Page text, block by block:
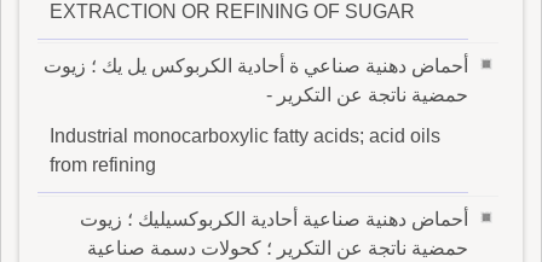
EXTRACTION OR REFINING OF SUGAR
أحماض دهنية صناعي ة أحادية الكربوكس يل يك ؛ زيوت
حمضية ناتجة عن التكرير -
Industrial monocarboxylic fatty acids; acid oils
from refining
أحماض دهنية صناعية أحادية الكربوكسيليك ؛ زيوت
حمضية ناتجة عن التكرير ؛ كحولات دسمة صناعية